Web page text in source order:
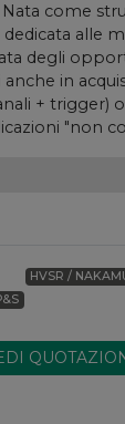
come
alle
degli
in
+ trigger)
"non
HVSR /